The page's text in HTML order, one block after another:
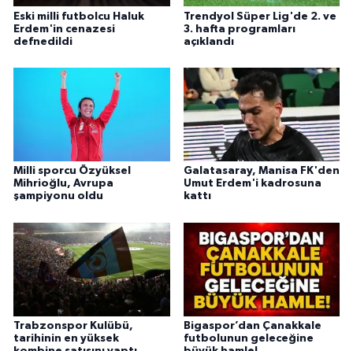
Eski milli futbolcu Haluk
Erdem'in cenazesi
defnedildi
Trendyol Süper Lig'de 2. ve
3. hafta programları
açıklandı
Milli sporcu Özyüksel
Mihrioğlu, Avrupa
şampiyonu oldu
Galatasaray, Manisa FK'den
Umut Erdem'i kadrosuna
kattı
Trabzonspor Kulübü,
tarihinin en yüksek
Bigaspor’dan Çanakkale
futbolunun geleceğine